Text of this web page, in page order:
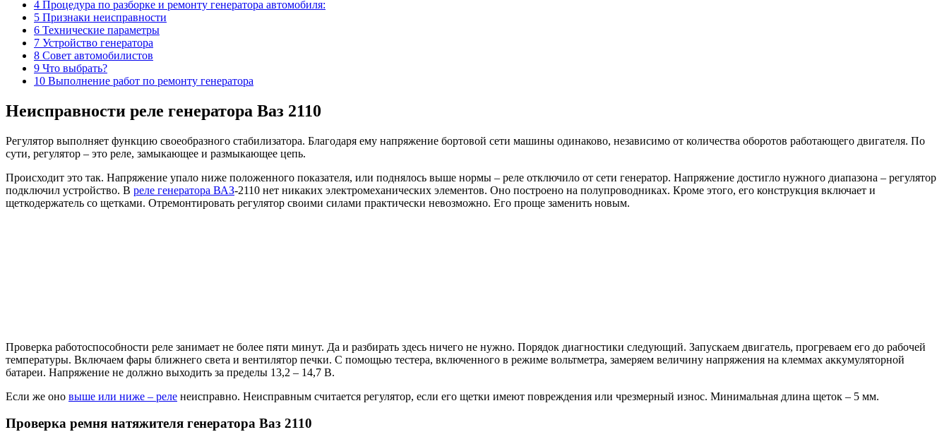
4 Процедура по разборке и ремонту генератора автомобиля:
5 Признаки неисправности
6 Технические параметры
7 Устройство генератора
8 Совет автомобилистов
9 Что выбрать?
10 Выполнение работ по ремонту генератора
Неисправности реле генератора Ваз 2110
Регулятор выполняет функцию своеобразного стабилизатора. Благодаря ему напряжение бортовой сети машины одинаково, независимо от количества оборотов работающего двигателя. По
сути, регулятор – это реле, замыкающее и размыкающее цепь.
Происходит это так. Напряжение упало ниже положенного показателя, или поднялось выше нормы – реле отключило от сети генератор. Напряжение достигло нужного диапазона – регулятор
подключил устройство. В реле генератора ВАЗ-2110 нет никаких электромеханических элементов. Оно построено на полупроводниках. Кроме этого, его конструкция включает и
щеткодержатель со щетками. Отремонтировать регулятор своими силами практически невозможно. Его проще заменить новым.
Проверка работоспособности реле занимает не более пяти минут. Да и разбирать здесь ничего не нужно. Порядок диагностики следующий. Запускаем двигатель, прогреваем его до рабочей
температуры. Включаем фары ближнего света и вентилятор печки. С помощью тестера, включенного в режиме вольтметра, замеряем величину напряжения на клеммах аккумуляторной
батареи. Напряжение не должно выходить за пределы 13,2 – 14,7 В.
Если же оно выше или ниже – реле неисправно. Неисправным считается регулятор, если его щетки имеют повреждения или чрезмерный износ. Минимальная длина щеток – 5 мм.
Проверка ремня натяжителя генератора Ваз 2110